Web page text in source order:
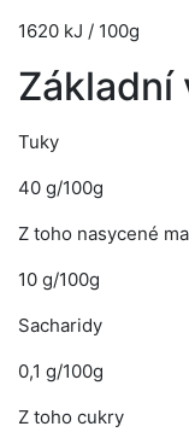
1620 kJ / 100g
Základní
Tuky
40 g/100g
Z toho nasycené
10 g/100g
Sacharidy
0,1 g/100g
Z toho cukry